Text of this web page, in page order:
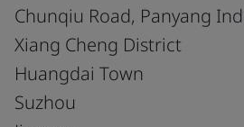
Chunqiu Road, Panyang
Xiang Cheng District
Huangdai Town
Suzhou